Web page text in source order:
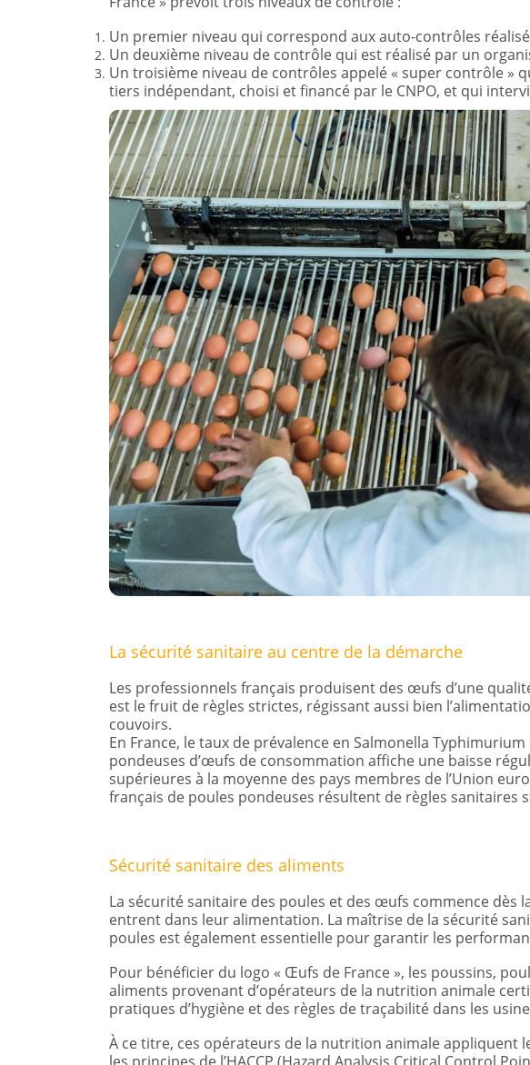
Un premier niveau qui correspond aux auto-contrôles
Un deuxième niveau de contrôle qui est réalisé par un
Un troisième niveau de contrôles appelé « super contrôle »
tiers indépendant, choisi et financé par le CNPO, et qui
La sécurité sanitaire au centre de la démarche
Les professionnels français produisent des œufs d’une
est le fruit de règles strictes, régissant aussi bien
couvoirs.
En France, le taux de prévalence en Salmonella
pondeuses d’œufs de consommation affiche une baisse
supérieures à la moyenne des pays membres de l’Union
français de poules pondeuses résultent de règles sanitaires
Sécurité sanitaire des aliments
La sécurité sanitaire des poules et des œufs commence dès
entrent dans leur alimentation. La maîtrise de la sécurité
poules est également essentielle pour garantir les
Pour bénéficier du logo « Œufs de France », les poussins,
aliments provenant d’opérateurs de la nutrition animale
pratiques d’hygiène et des règles de traçabilité dans les
À ce titre, ces opérateurs de la nutrition animale appliquent